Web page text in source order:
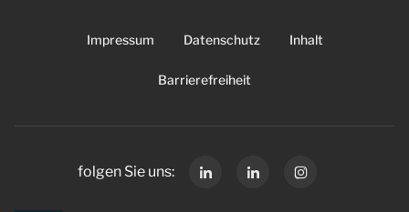
Impressum Datenschutz Inhalt
Barrierefreiheit
folgen Sie uns: